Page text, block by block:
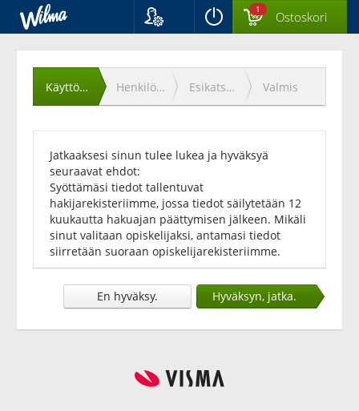
Svenska
English
1 Ostoskori
Käyttöehtojen
hyväksyminen
Käyttöehdot Henkilötiedot Esikatselu Valmis
Jatkaaksesi sinun tulee lukea ja hyväksyä
seuraavat ehdot:
Syöttämäsi tiedot tallentuvat
hakijarekisteriimme, jossa tiedot säilytetään 12
kuukautta hakuajan päättymisen jälkeen. Mikäli
sinut valitaan opiskelijaksi, antamasi tiedot
siirretään suoraan opiskelijarekisteriimme.
En hyväksy. Hyväksyn, jatka.